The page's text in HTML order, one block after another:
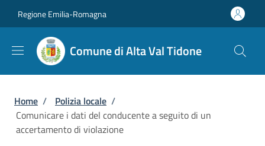
Regione Emilia-Romagna
Comune di Alta Val Tidone
Briciole di pane
Home / Polizia locale /
Comunicare i dati del conducente a seguito di un
accertamento di violazione